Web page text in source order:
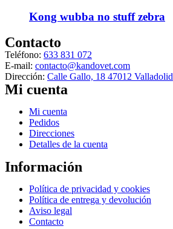
Kong wubba no stuff zebra
Contacto
Teléfono: 633 831 072
E-mail: contacto@kandovet.com
Dirección: Calle Gallo, 18 47012 Valladolid
Mi cuenta
Menú
Mi cuenta
Pedidos
Direcciones
Detalles de la cuenta
Información
Menú
Política de privacidad y cookies
Política de entrega y devolución
Aviso legal
Contacto